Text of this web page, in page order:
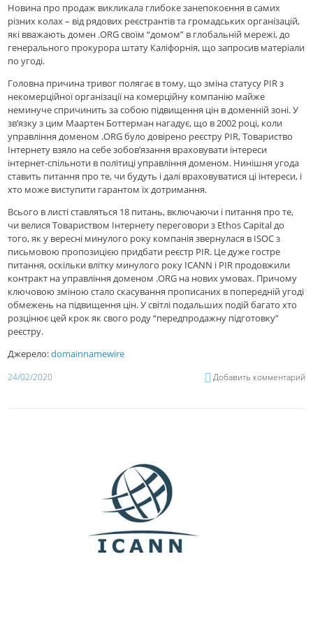
Новина про продаж викликала глибоке занепокоєння в самих
різних колах – від рядових реєстрантів та громадських організацій,
які вважають домен .ORG своїм “домом” в глобальній мережі, до
генерального прокурора штату Каліфорнія, що запросив матеріали
по угоді.
Головна причина тривог полягає в тому, що зміна статусу PIR з
некомерційної організації на комерційну компанію майже
неминуче спричинить за собою підвищення цін в доменній зоні. У
зв’язку з цим Маартен Боттерман нагадує, що в 2002 році, коли
управління доменом .ORG було довірено реєстру PIR, Товариство
Інтернету взяло на себе зобов’язання враховувати інтереси
інтернет-спільноти в політиці управління доменом. Нинішня угода
ставить питання про те, чи будуть і далі враховуватися ці інтереси, і
хто може виступити гарантом їх дотримання.
Всього в листі ставляться 18 питань, включаючи і питання про те,
чи велися Товариством Інтернету переговори з Ethos Capital до
того, як у вересні минулого року компанія звернулася в ISOC з
письмовою пропозицією придбати реєстр PIR. Це дуже гостре
питання, оскільки влітку минулого року ICANN і PIR продовжили
контракт на управління доменом .ORG на нових умовах. Причому
ключовою зміною стало скасування прописаних в попередній угоді
обмежень на підвищення цін. У світлі подальших подій багато хто
розцінює цей крок як свого роду “передпродажну підготовку”
реєстру.
Джерело:domainnamewire
24/02/2020 Добавить комментарий